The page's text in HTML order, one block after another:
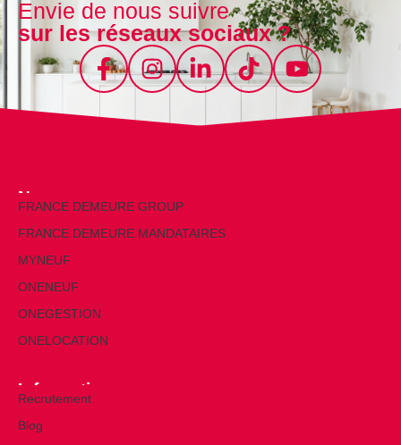
Envie de nous suivre
sur les réseaux sociaux ?
Nos marques
FRANCE DEMEURE GROUP
FRANCE DEMEURE MANDATAIRES
MYNEUF
ONENEUF
ONEGESTION
ONELOCATION
Informations
Recrutement
Blog